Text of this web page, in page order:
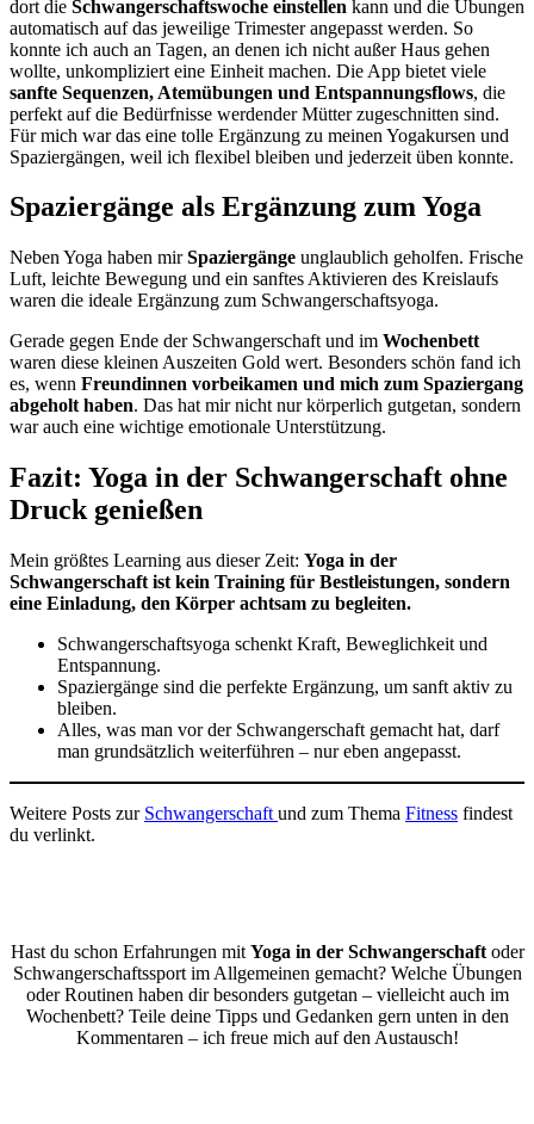
dort die Schwangerschaftswoche einstellen kann und die Übungen
automatisch auf das jeweilige Trimester angepasst werden. So
konnte ich auch an Tagen, an denen ich nicht außer Haus gehen
wollte, unkompliziert eine Einheit machen. Die App bietet viele
sanfte Sequenzen, Atemübungen und Entspannungsflows, die
perfekt auf die Bedürfnisse werdender Mütter zugeschnitten sind.
Für mich war das eine tolle Ergänzung zu meinen Yogakursen und
Spaziergängen, weil ich flexibel bleiben und jederzeit üben konnte.
Spaziergänge als Ergänzung zum Yoga
Neben Yoga haben mirSpaziergänge unglaublich geholfen. Frische
Luft, leichte Bewegung und ein sanftes Aktivieren des Kreislaufs
waren die ideale Ergänzung zum Schwangerschaftsyoga.
Gerade gegen Ende der Schwangerschaft und im Wochenbett
waren diese kleinen Auszeiten Gold wert. Besonders schön fand ich
es, wenn Freundinnen vorbeikamen und mich zum Spaziergang
abgeholt haben. Das hat mir nicht nur körperlich gutgetan, sondern
war auch eine wichtige emotionale Unterstützung.
Fazit: Yoga in der Schwangerschaft ohne
Druck genießen
Mein größtes Learning aus dieser Zeit: Yoga in der
Schwangerschaft ist kein Training für Bestleistungen, sondern
eine Einladung, den Körper achtsam zu begleiten.
Schwangerschaftsyoga schenkt Kraft, Beweglichkeit und
Entspannung.
Spaziergänge sind die perfekte Ergänzung, um sanft aktiv zu
bleiben.
Alles, was man vor der Schwangerschaft gemacht hat, darf
man grundsätzlich weiterführen – nur eben angepasst.
Weitere Posts zur Schwangerschaft und zum Thema Fitness findest
du verlinkt.
Hast du schon Erfahrungen mit Yoga in der Schwangerschaftoder
Schwangerschaftssport im Allgemeinen gemacht? Welche Übungen
oder Routinen haben dir besonders gutgetan – vielleicht auch im
Wochenbett? Teile deine Tipps und Gedanken gern unten in den
Kommentaren – ich freue mich auf den Austausch!